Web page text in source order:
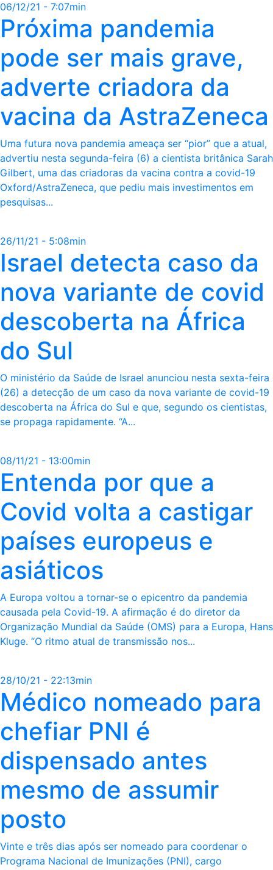
06/12/21 - 7:07min
Próxima pandemia
pode ser mais grave,
adverte criadora da
vacina da AstraZeneca
Uma futura nova pandemia ameaça ser “pior” que a atual,
advertiu nesta segunda-feira (6) a cientista britânica Sarah
Gilbert, uma das criadoras da vacina contra a covid-19
Oxford/AstraZeneca, que pediu mais investimentos em
pesquisas...
26/11/21 - 5:08min
Israel detecta caso da
nova variante de covid
descoberta na África
do Sul
O ministério da Saúde de Israel anunciou nesta sexta-feira
(26) a detecção de um caso da nova variante de covid-19
descoberta na África do Sul e que, segundo os cientistas,
se propaga rapidamente. “A...
08/11/21 - 13:00min
Entenda por que a
Covid volta a castigar
países europeus e
asiáticos
A Europa voltou a tornar-se o epicentro da pandemia
causada pela Covid-19. A afirmação é do diretor da
Organização Mundial da Saúde (OMS) para a Europa, Hans
Kluge. “O ritmo atual de transmissão nos...
28/10/21 - 22:13min
Médico nomeado para
chefiar PNI é
dispensado antes
mesmo de assumir
posto
Vinte e três dias após ser nomeado para coordenar o
Programa Nacional de Imunizações (PNI), cargo